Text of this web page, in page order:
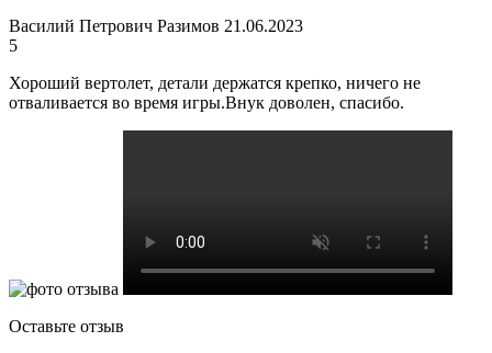
Василий Петрович Разимов 21.06.2023
5
Хороший вертолет, детали держатся крепко, ничего не
отваливается во время игры.Внук доволен, спасибо.
Оставьте отзыв